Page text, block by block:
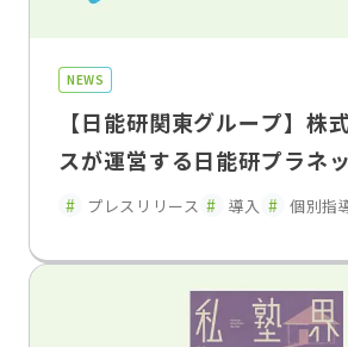
NEWS
【日能研関東グループ】株
スが運営する日能研プラネ
ス」の神奈川・東京・埼玉
5月よりトライアル導入・
プレスリリース 導入 個別指